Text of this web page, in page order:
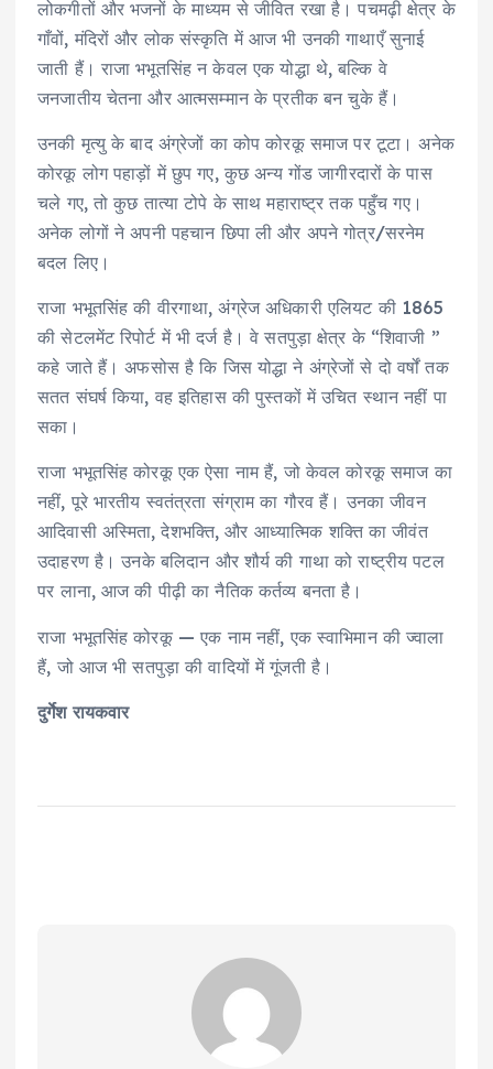
लोकगीतों और भजनों के माध्यम से जीवित रखा है। पचमढ़ी क्षेत्र के
गाँवों, मंदिरों और लोक संस्कृति में आज भी उनकी गाथाएँ सुनाई
जाती हैं। राजा भभूतसिंह न केवल एक योद्धा थे, बल्कि वे
जनजातीय चेतना और आत्मसम्मान के प्रतीक बन चुके हैं।
उनकी मृत्यु के बाद अंग्रेजों का कोप कोरकू समाज पर टूटा। अनेक
कोरकू लोग पहाड़ों में छुप गए, कुछ अन्य गोंड जागीरदारों के पास
चले गए, तो कुछ तात्या टोपे के साथ महाराष्ट्र तक पहुँच गए।
अनेक लोगों ने अपनी पहचान छिपा ली और अपने गोत्र/सरनेम
बदल लिए।
राजा भभूतसिंह की वीरगाथा, अंग्रेज अधिकारी एलियट की 1865
की सेटलमेंट रिपोर्ट में भी दर्ज है। वे सतपुड़ा क्षेत्र के “शिवाजी ”
कहे जाते हैं। अफसोस है कि जिस योद्धा ने अंग्रेजों से दो वर्षों तक
सतत संघर्ष किया, वह इतिहास की पुस्तकों में उचित स्थान नहीं पा
सका।
राजा भभूतसिंह कोरकू एक ऐसा नाम हैं, जो केवल कोरकू समाज का
नहीं, पूरे भारतीय स्वतंत्रता संग्राम का गौरव हैं। उनका जीवन
आदिवासी अस्मिता, देशभक्ति, और आध्यात्मिक शक्ति का जीवंत
उदाहरण है। उनके बलिदान और शौर्य की गाथा को राष्ट्रीय पटल
पर लाना, आज की पीढ़ी का नैतिक कर्तव्य बनता है।
राजा भभूतसिंह कोरकू — एक नाम नहीं, एक स्वाभिमान की ज्वाला
हैं, जो आज भी सतपुड़ा की वादियों में गूंजती है।
दुर्गेश रायकवार